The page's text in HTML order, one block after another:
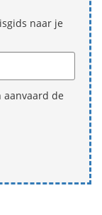
naar je
de